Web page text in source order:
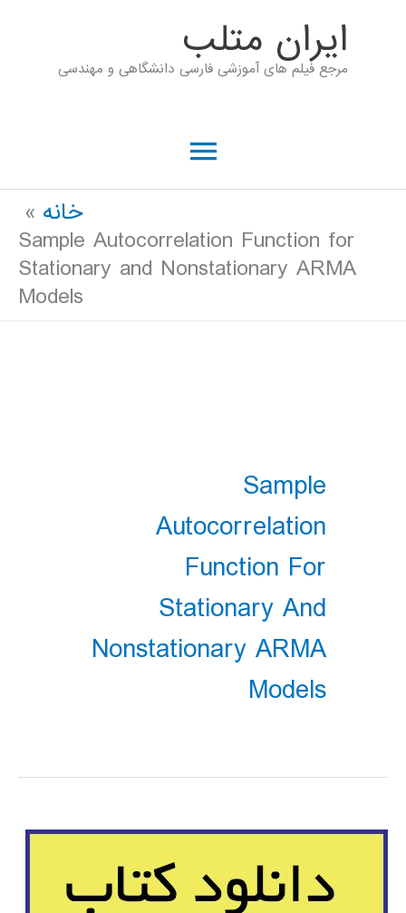
ايران متلب
مرجع فیلم های آموزشی فارسی دانشگاهی و مهندسی
فهرست
خانه
Sample Autocorrelation Function for
Stationary and Nonstationary ARMA
Models
Sample
Autocorrelation
Function For
Stationary And
Nonstationary ARMA
Models